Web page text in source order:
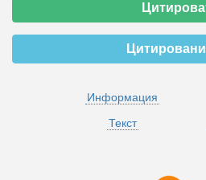
Информация
Текст